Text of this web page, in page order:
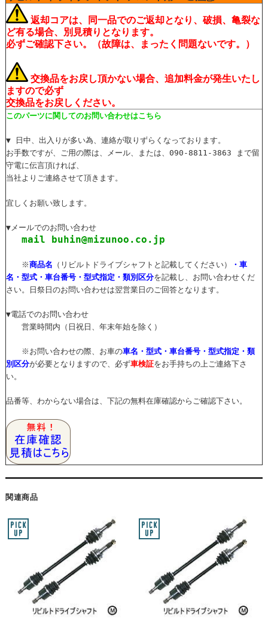
返却コアは、同一品でのご返却となり、破損、亀裂な
ど有る場合、別見積りとなります。
必ずご確認下さい。（故障は、まったく問題ないです。）
交換品をお戻し頂かない場合、追加料金が発生いたし
ますので必ず
交換品をお戻しください。
このパーツに関してのお問い合わせはこちら
▼ 日中、出入りが多い為、連絡が取りずらくなっております。
お手数ですが、ご用の際は、メール、または、090-8811-3863 まで留
守電に伝言頂ければ、
当社よりご連絡させて頂きます。
宜しくお願い致します。
▼メールでのお問い合わせ
mail buhin@mizunoo.co.jp
※商品名 （リビルトドライブシャフトと記載してください）
・車
名・型式・車台番号・型式指定・類別区分を記載し、お問い合わせくだ
さい。日祭日のお問い合わせは翌営業日のご回答となります。
▼電話でのお問い合わせ
営業時間内（日祝日、年末年始を除く）
※お問い合わせの際、お車の車名・型式・車台番号・型式指定・類
別区分が必要となりますので、必ず車検証をお手持ちの上ご連絡下さ
い。
品番等、わからない場合は、下記の無料在庫確認からご確認下さい。
関連商品